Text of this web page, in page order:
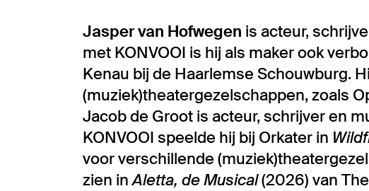
Jasper van Hofwegen is acteur,
met KONVOOI is hij als maker ook
Kenau bij de Haarlemse Schouwburg.
(muziek)theatergezelschappen, zoals
Jacob de Groot is acteur, schrijver en
KONVOOI speelde hij bij Orkater in
voor verschillende
zien inAletta, de Musical(2026) van